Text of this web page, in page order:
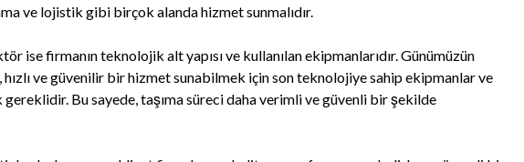
ve lojistik gibi birçok alanda hizmet sunmalıdır.
ise firmanın teknolojik alt yapısı ve kullanılan ekipmanlarıdır. Günümüzün
hızlı ve güvenilir bir hizmet sunabilmek için son teknolojiye sahip ekipmanlar ve
gereklidir. Bu sayede, taşıma süreci daha verimli ve güvenli bir şekilde